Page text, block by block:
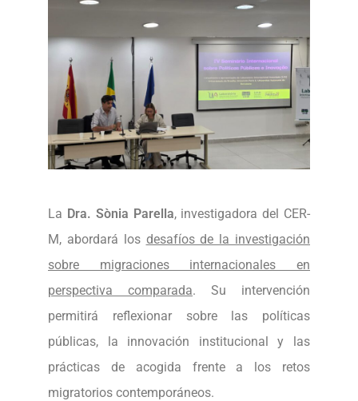
La Dra. Sònia Parella, investigadora del CER-
M, abordará los desafíos de la investigación
sobre migraciones internacionales en
perspectiva comparada. Su intervención
permitirá reflexionar sobre las políticas
públicas, la innovación institucional y las
prácticas de acogida frente a los retos
migratorios contemporáneos.